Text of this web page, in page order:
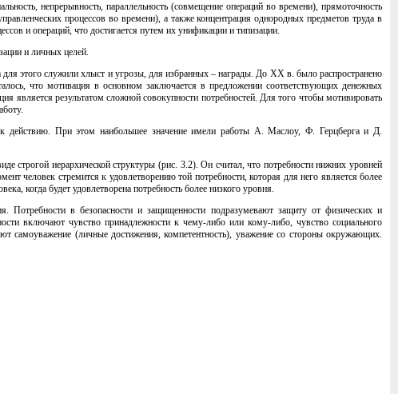
непрерывность, параллельность (совмещение операций во времени), прямоточность
процессов во времени), а также концентрация однородных предметов труда в
и операций, что достигается путем их унификации и типизации.
и личных целей.
этого служили хлыст и угрозы, для избранных – награды. До XX в. было распространено
что мотивация в основном заключается в предложении соответствующих денежных
является результатом сложной совокупности потребностей. Для того чтобы мотивировать
действию. При этом наибольшее значение имели работы А. Маслоу, Ф. Герцберга и Д.
строгой иерархической структуры (рис. 3.2). Он считал, что потребности нижних уровней
человек стремится к удовлетворению той потребности, которая для него является более
когда будет удовлетворена потребность более низкого уровня.
в безопасности и защищенности подразумевают защиту от физических и
включают чувство принадлежности к чему-либо или кому-либо, чувство социального
самоуважение (личные достижения, компетентность), уважение со стороны окружающих.